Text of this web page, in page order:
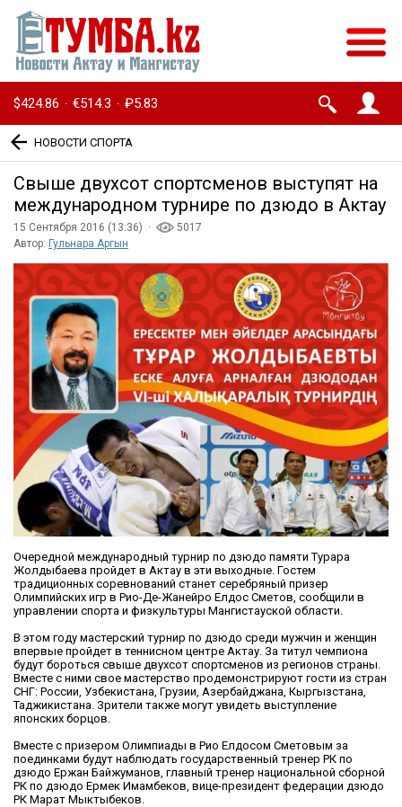
$424.86 · €514.3 · ₽5.83
НОВОСТИ СПОРТА
Свыше двухсот спортсменов выступят на
международном турнире по дзюдо в Актау
15 Сентября 2016 (13:36) ·
5017
Автор: Гульнара Аргын
Очередной международный турнир по дзюдо памяти Турара
Жолдыбаева пройдет в Актау в эти выходные. Гостем
традиционных соревнований станет серебряный призер
Олимпийских игр в Рио-Де-Жанейро Елдос Сметов, сообщили в
управлении спорта и физкультуры Мангистауской области.
В этом году мастерский турнир по дзюдо среди мужчин и женщин
впервые пройдет в теннисном центре Актау. За титул чемпиона
будут бороться свыше двухсот спортсменов из регионов страны.
Вместе с ними свое мастерство продемонстрируют гости из стран
СНГ: России, Узбекистана, Грузии, Азербайджана, Кыргызстана,
Таджикистана. Зрители также могут увидеть выступление
японских борцов.
Вместе с призером Олимпиады в Рио Елдосом Сметовым за
поединками будут наблюдать государственный тренер РК по
дзюдо Ержан Байжуманов, главный тренер национальной сборной
РК по дзюдо Ермек Имамбеков, вице-президент федерации дзюдо
РК Марат Мыктыбеков.